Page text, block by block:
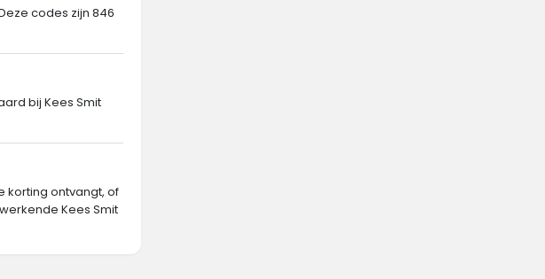
codes zijn 846
bij Kees Smit
korting ontvangt, of
Kees Smit